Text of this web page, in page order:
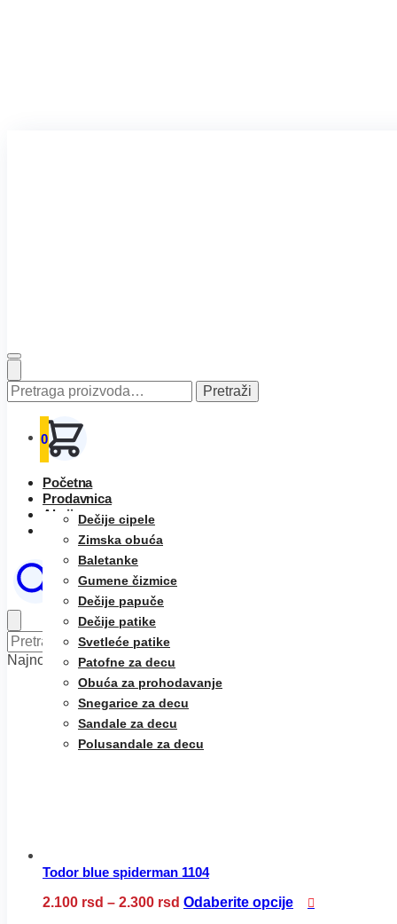
Pretraga
za:
Pretraži
0
Početna
Prodavnica
Dečije cipele
Zimska obuća
Baletanke
Gumene čizmice
Dečije papuče
Dečije patike
Svetleće patike
Patofne za decu
Obuća za prohodavanje
Snegarice za decu
Sandale za decu
Polusandale za decu
Akcija
O nama
Pretraga
za:
Najnoviji proizvodi
Todor blue spiderman 1104
2.100 rsd – 2.300 rsd cena:
Odaberite opcije